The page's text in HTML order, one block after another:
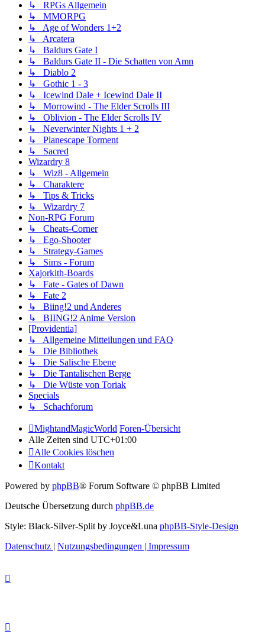
↳ RPGs Allgemein
↳ MMORPG
↳ Age of Wonders 1+2
↳ Arcatera
↳ Baldurs Gate I
↳ Baldurs Gate II - Die Schatten von Amn
↳ Diablo 2
↳ Gothic 1 - 3
↳ Icewind Dale + Icewind Dale II
↳ Morrowind - The Elder Scrolls III
↳ Oblivion - The Elder Scrolls IV
↳ Neverwinter Nights 1 + 2
↳ Planescape Torment
↳ Sacred
Wizardry 8
↳ Wiz8 - Allgemein
↳ Charaktere
↳ Tips & Tricks
↳ Wizardry 7
Non-RPG Forum
↳ Cheats-Corner
↳ Ego-Shooter
↳ Strategy-Games
↳ Sims - Forum
Xajorkith-Boards
↳ Fate - Gates of Dawn
↳ Fate 2
↳ Biing!2 und Anderes
↳ BIING!2 Anime Version
[Providentia]
↳ Allgemeine Mitteilungen und FAQ
↳ Die Bibliothek
↳ Die Salische Ebene
↳ Die Tantalischen Berge
↳ Die Wüste von Toriak
Specials
↳ Schachforum
MightandMagicWorld Foren-Übersicht
Alle Zeiten sind UTC+01:00
Alle Cookies löschen
Kontakt
Powered by phpBB® Forum Software © phpBB Limited
Deutsche Übersetzung durch phpBB.de
Style: Black-Silver-Split by Joyce&Luna phpBB-Style-Design
Datenschutz | Nutzungsbedingungen | Impressum